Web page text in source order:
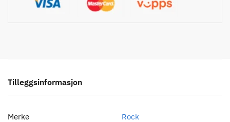
Tilleggsinformasjon
Merke Rock